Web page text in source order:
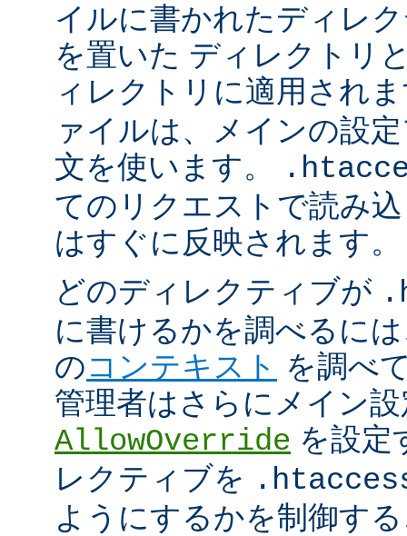
イルに書かれたディレ
を置いた ディレクトリ
ィレクトリに適用され
ァイルは、メインの設
文を使います。
てのリクエストで読み
はすぐに反映されます。
どのディレクティブが
に書けるかを調べるに
のコンテキスト を調べ
管理者はさらにメイン
AllowOverride を設定
レクティブを
ようにするかを制御す